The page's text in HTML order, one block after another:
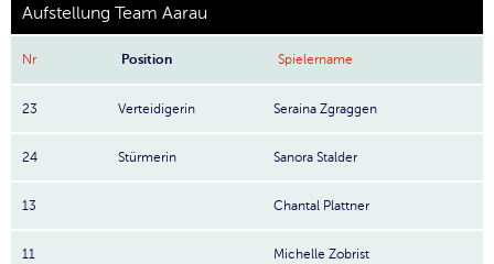
Aufstellung Team Aarau
Nr Position Spielername
23 Verteidigerin Seraina Zgraggen
24 Stürmerin Sanora Stalder
13 Chantal Plattner
11 Michelle Zobrist